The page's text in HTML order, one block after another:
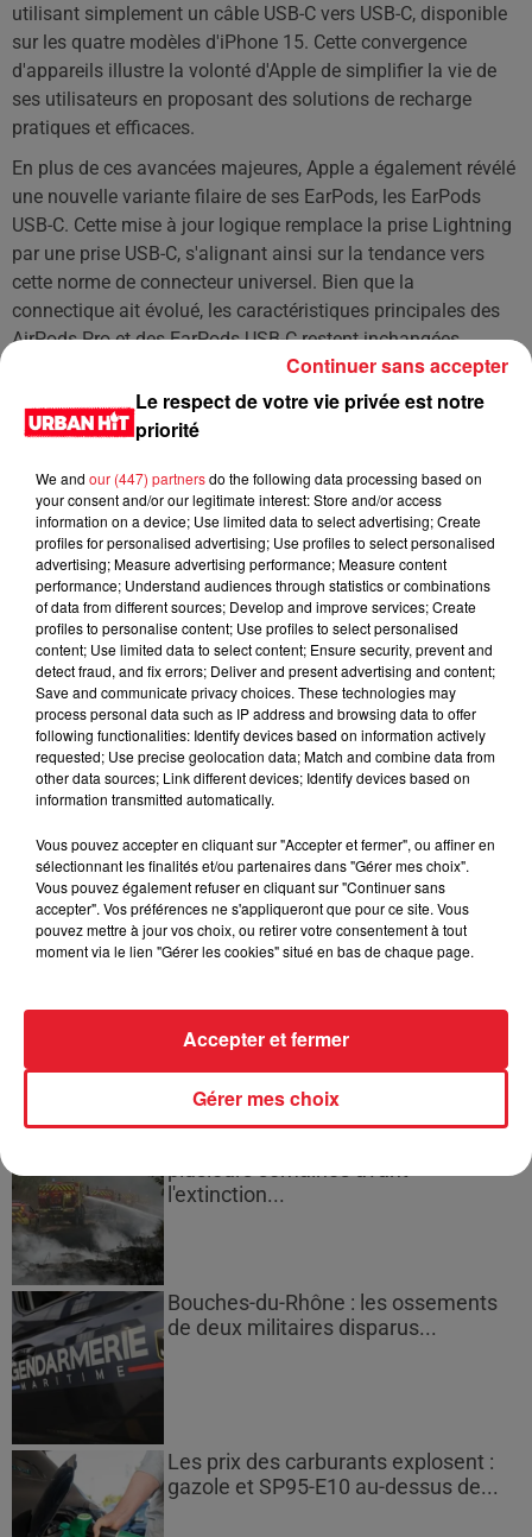
utilisant simplement un câble USB-C vers USB-C, disponible
sur les quatre modèles d'iPhone 15. Cette convergence
d'appareils illustre la volonté d'Apple de simplifier la vie de
ses utilisateurs en proposant des solutions de recharge
pratiques et efficaces.
En plus de ces avancées majeures, Apple a également révélé
une nouvelle variante filaire de ses EarPods, les EarPods
USB-C. Cette mise à jour logique remplace la prise Lightning
par une prise USB-C, s'alignant ainsi sur la tendance vers
cette norme de connecteur universel. Bien que la
connectique ait évolué, les caractéristiques principales des
AirPods Pro et des EarPods USB-C restent inchangées.
L'un des aspects les plus intéressants de cette évolution est
la réduction des prix des AirPods Pro. Désormais, le modèle
avec connecteur USB-C est disponible au tarif de 279 euros,
précédente avec connecteur Lightning. Cette réduction de
prix rend les AirPods Pro encore plus accessibles pour un
public plus large.
LES DERNIÈRES NEWS Voir plus
Jay-Z se bat contre la grand-mère
d'un homme prétendant être son fils
masculine dans sa bataille...
Montparnasse : des désaccords
entre...
plusieurs semaines avant
l'extinction...
Bouches-du-Rhône : les ossements
de deux militaires disparus...
Les prix des carburants explosent :
gazole et SP95-E10 au-dessus de...
Le respect de votre vie privée est notre
priorité
We and our (447) partnersdo the following data processing based on
your consent and/or our legitimate interest: Store and/or access
information on a device; Use limited data to select advertising; Create
profiles for personalised advertising; Use profiles to select personalised
advertising; Measure advertising performance; Measure content
performance; Understand audiences through statistics or combinations
of data from different sources; Develop and improve services; Create
profiles to personalise content; Use profiles to select personalised
content; Use limited data to select content; Ensure security, prevent and
detect fraud, and fix errors; Deliver and present advertising and content;
Save and communicate privacy choices. These technologies may
process personal data such as IP address and browsing data to offer
following functionalities: Identify devices based on information actively
requested; Use precise geolocation data; Match and combine data from
other data sources; Link different devices; Identify devices based on
information transmitted automatically.
Vous pouvez accepter en cliquant sur "Accepter et fermer", ou affiner en
sélectionnant les finalités et/ou partenaires dans "Gérer mes choix".
Vous pouvez également refuser en cliquant sur "Continuer sans
accepter". Vos préférences ne s'appliqueront que pour ce site. Vous
pouvez mettre à jour vos choix, ou retirer votre consentement à tout
moment via le lien "Gérer les cookies" situé en bas de chaque page.
Gérer mes choix
Accepter et fermer
Continuer sans accepter